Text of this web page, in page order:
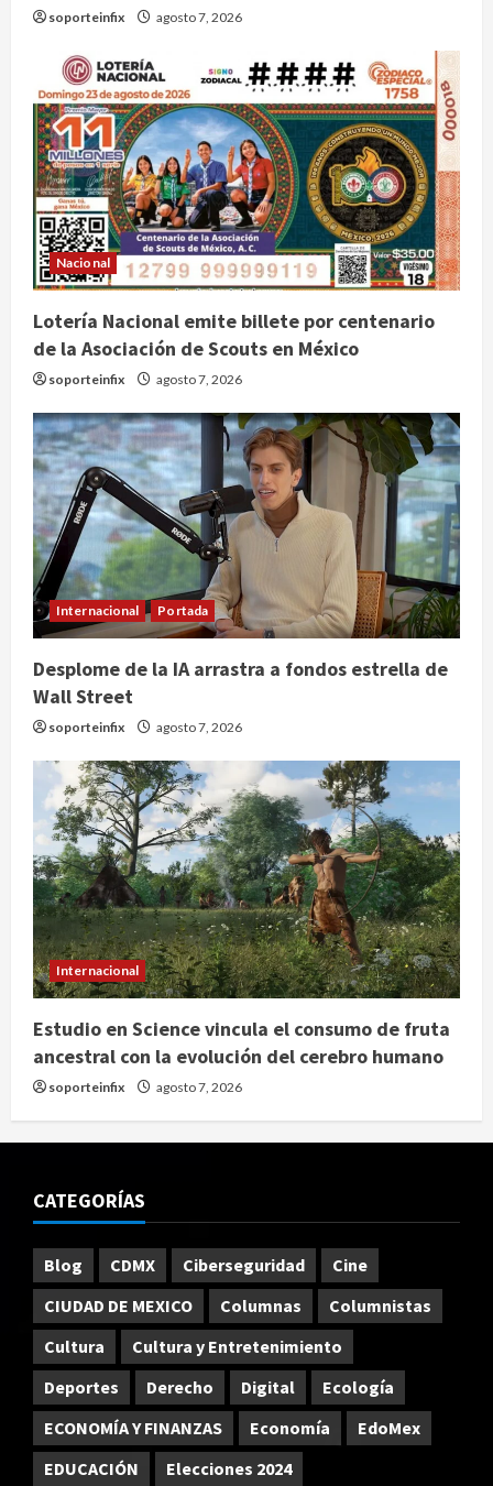
soporteinfix agosto 7, 2026
Nacional
Lotería Nacional emite billete por centenario
de la Asociación de Scouts en México
soporteinfix agosto 7, 2026
Internacional Portada
Desplome de la IA arrastra a fondos estrella de
Wall Street
soporteinfix agosto 7, 2026
Internacional
Estudio en Science vincula el consumo de fruta
ancestral con la evolución del cerebro humano
soporteinfix agosto 7, 2026
CATEGORÍAS
Blog CDMX Ciberseguridad
Cine
CIUDAD DE MEXICO
Columnas
Columnistas
Cultura
Cultura y Entretenimiento
Deportes
Derecho Digital
Ecología
ECONOMÍA Y FINANZAS
Economía
EdoMex
EDUCACIÓN
Elecciones 2024